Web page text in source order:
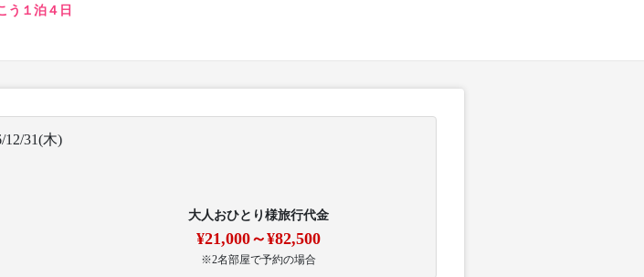
う１泊４日
12/31(木)
大人おひとり様旅行代金
¥21,000～¥82,500
※2名部屋で予約の場合